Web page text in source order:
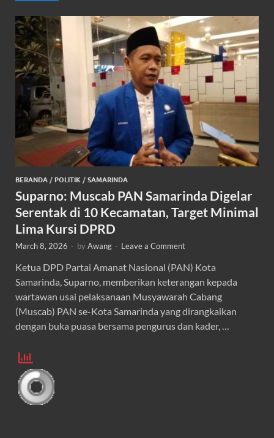
BERANDA / POLITIK / SAMARINDA
Suparno: Muscab PAN Samarinda Digelar
Serentak di 10 Kecamatan, Target Minimal
Lima Kursi DPRD
March 8, 2026 - byAwang - Leave a Comment
Ketua DPD Partai Amanat Nasional (PAN) Kota
Samarinda, Suparno, memberikan keterangan kepada
wartawan usai pelaksanaan Musyawarah Cabang
(Muscab) PAN se-Kota Samarinda yang dirangkaikan
dengan buka puasa bersama pengurus dan kader, …